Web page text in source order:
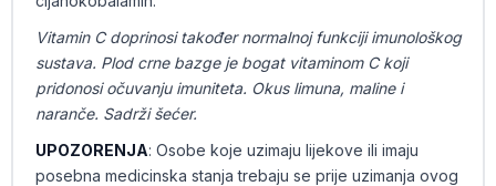
Vitamin C doprinosi također normalnoj funkciji imunološkog
sustava. Plod crne bazge je bogat vitaminom C koji
pridonosi očuvanju imuniteta. Okus limuna, maline i
naranče. Sadrži šećer.
UPOZORENJA: Osobe koje uzimaju lijekove ili imaju
posebna medicinska stanja trebaju se prije uzimanja ovog